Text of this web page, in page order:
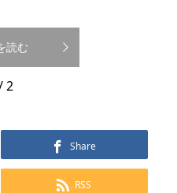
読む
2
Share
RSS